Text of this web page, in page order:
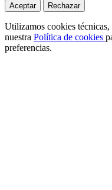
Aceptar
Rechazar
Utilizamos cookies
nuestra Política de cookies
preferencias.